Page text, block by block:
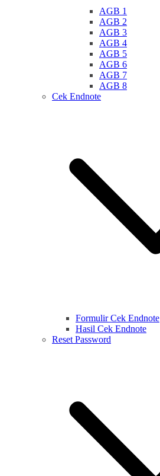
AGB 1
AGB 2
AGB 3
AGB 4
AGB 5
AGB 6
AGB 7
AGB 8
Cek Endnote
Formulir Cek Endnote
Hasil Cek Endnote
Reset Password